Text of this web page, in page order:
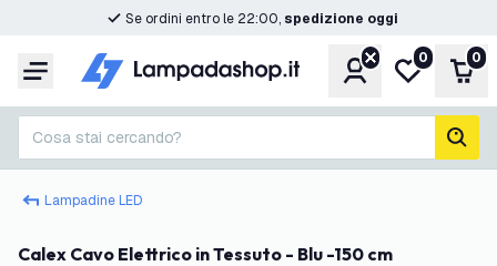
Se ordini entro le 22:00, spedizione oggi
Menu Account
Lista
0 0
Cosa stai cercando?
Lampadine LED
Calex Cavo Elettrico in Tessuto - Blu -150 cm